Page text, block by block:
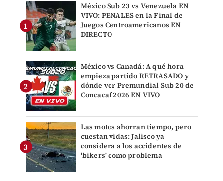
México Sub 23 vs Venezuela EN
VIVO: PENALES en la Final de
Juegos Centroamericanos EN
DIRECTO
México vs Canadá: A qué hora
empieza partido RETRASADO y
dónde ver Premundial Sub 20 de
Concacaf 2026 EN VIVO
Las motos ahorran tiempo, pero
cuestan vidas: Jalisco ya
considera a los accidentes de
'bikers' como problema